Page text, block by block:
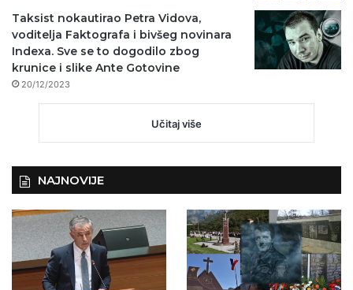
Taksist nokautirao Petra Vidova,
voditelja Faktografa i bivšeg novinara
Indexa. Sve se to dogodilo zbog
krunice i slike Ante Gotovine
20/12/2023
Učitaj više
NAJNOVIJE